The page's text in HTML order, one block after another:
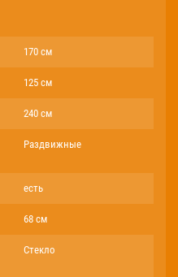
170 см
125 см
240 см
Раздвижные
есть
68 см
Стекло